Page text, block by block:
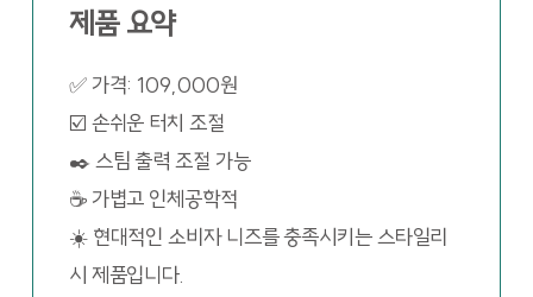
제품 요약
✅ 가격: 109,000원
☑️ 손쉬운 터치 조절
✒️ 스팀 출력 조절 가능
☕ 가볍고 인체공학적
☀️ 현대적인 소비자 니즈를 충족시키는 스타일리
시 제품입니다.